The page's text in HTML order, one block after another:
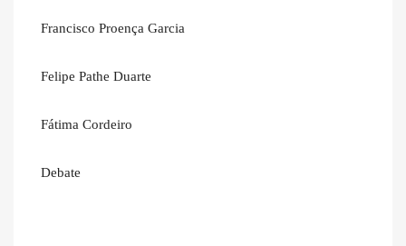
Francisco Proença Garcia
Felipe Pathe Duarte
Fátima Cordeiro
Debate